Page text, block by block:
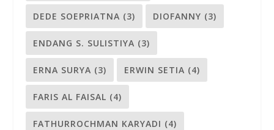
DEDE SOEPRIATNA (3) DIOFANNY (3)
ENDANG S. SULISTIYA (3)
ERNA SURYA (3) ERWIN SETIA (4)
FARIS AL FAISAL (4)
FATHURROCHMAN KARYADI (4)